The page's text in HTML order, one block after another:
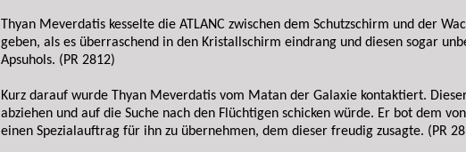
Thyan Meverdatis kesselte die ATLANC zwischen dem Schutzschirm und der
geben, als es überraschend in den Kristallschirm eindrang und diesen sogar
Apsuhols. (PR 2812)
Kurz darauf wurde Thyan Meverdatis vom Matan der Galaxie kontaktiert.
abziehen und auf die Suche nach den Flüchtigen schicken würde. Er bot dem
einen Spezialauftrag für ihn zu übernehmen, dem dieser freudig zusagte. (PR